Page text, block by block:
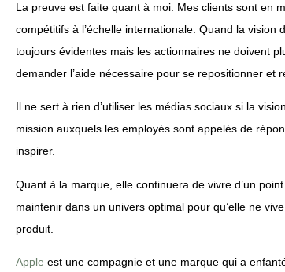
La preuve est faite quant à moi. Mes clients sont en
compétitifs à l’échelle internationale. Quand la vision
toujours évidentes mais les actionnaires ne doivent
demander l’aide nécessaire pour se repositionner et
Il ne sert à rien d’utiliser les médias sociaux si la
mission auxquels les employés sont appelés de
inspirer.
Quant à la marque, elle continuera de vivre d’un
maintenir dans un univers optimal pour qu’elle ne
produit.
Apple est une compagnie et une marque qui a